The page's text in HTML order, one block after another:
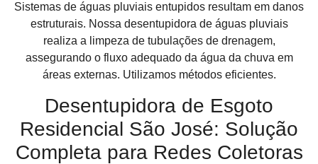
Sistemas de águas pluviais entupidos resultam em danos
estruturais. Nossa desentupidora de águas pluviais
realiza a limpeza de tubulações de drenagem,
assegurando o fluxo adequado da água da chuva em
áreas externas. Utilizamos métodos eficientes.
Desentupidora de Esgoto
Residencial São José: Solução
Completa para Redes Coletoras